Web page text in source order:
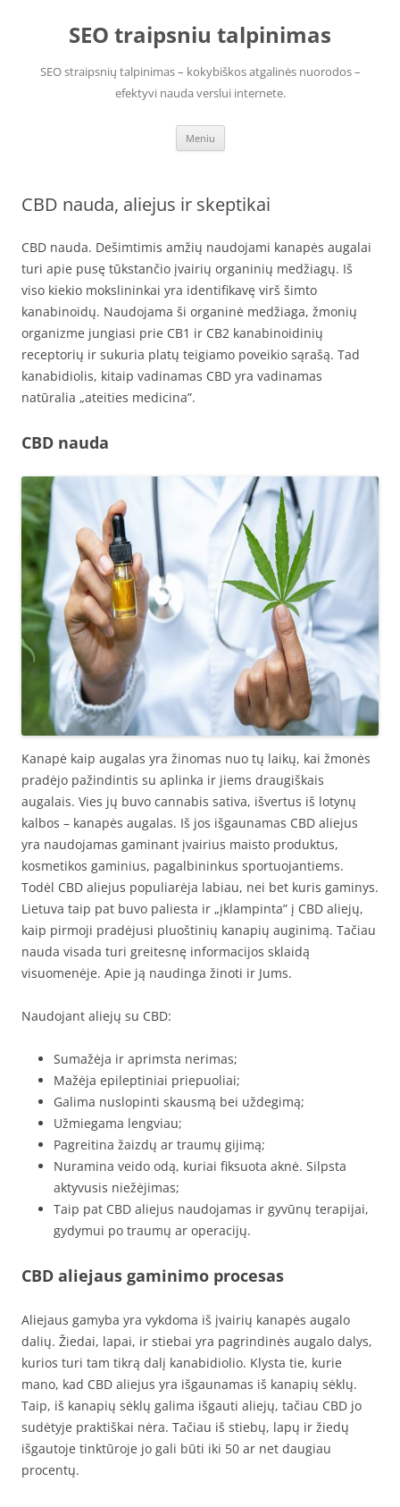
SEO traipsniu talpinimas
SEO straipsnių talpinimas – kokybiškos atgalinės nuorodos –
efektyvi nauda verslui internete.
Meniu
CBD nauda, aliejus ir skeptikai
CBD nauda. Dešimtimis amžių naudojami kanapės augalai
turi apie pusę tūkstančio įvairių organinių medžiagų. Iš
viso kiekio mokslininkai yra identifikavę virš šimto
kanabinoidų. Naudojama ši organinė medžiaga, žmonių
organizme jungiasi prie CB1 ir CB2 kanabinoidinių
receptorių ir sukuria platų teigiamo poveikio sąrašą. Tad
kanabidiolis, kitaip vadinamas CBD yra vadinamas
natūralia „ateities medicina”.
CBD nauda
Kanapė kaip augalas yra žinomas nuo tų laikų, kai žmonės
pradėjo pažindintis su aplinka ir jiems draugiškais
augalais. Vies jų buvo cannabis sativa, išvertus iš lotynų
kalbos – kanapės augalas. Iš jos išgaunamas CBD aliejus
yra naudojamas gaminant įvairius maisto produktus,
kosmetikos gaminius, pagalbininkus sportuojantiems.
Todėl CBD aliejus populiarėja labiau, nei bet kuris gaminys.
Lietuva taip pat buvo paliesta ir „įklampinta” į CBD aliejų,
kaip pirmoji pradėjusi pluoštinių kanapių auginimą. Tačiau
nauda visada turi greitesnę informacijos sklaidą
visuomenėje. Apie ją naudinga žinoti ir Jums.
Naudojant aliejų su CBD:
Sumažėja ir aprimsta nerimas;
Mažėja epileptiniai priepuoliai;
Galima nuslopinti skausmą bei uždegimą;
Užmiegama lengviau;
Pagreitina žaizdų ar traumų gijimą;
Nuramina veido odą, kuriai fiksuota aknė. Silpsta
aktyvusis niežėjimas;
Taip pat CBD aliejus naudojamas ir gyvūnų terapijai,
gydymui po traumų ar operacijų.
CBD aliejaus gaminimo procesas
Aliejaus gamyba yra vykdoma iš įvairių kanapės augalo
dalių. Žiedai, lapai, ir stiebai yra pagrindinės augalo dalys,
kurios turi tam tikrą dalį kanabidiolio. Klysta tie, kurie
mano, kad CBD aliejus yra išgaunamas iš kanapių sėklų.
Taip, iš kanapių sėklų galima išgauti aliejų, tačiau CBD jo
sudėtyje praktiškai nėra. Tačiau iš stiebų, lapų ir žiedų
išgautoje tinktūroje jo gali būti iki 50 ar net daugiau
procentų.